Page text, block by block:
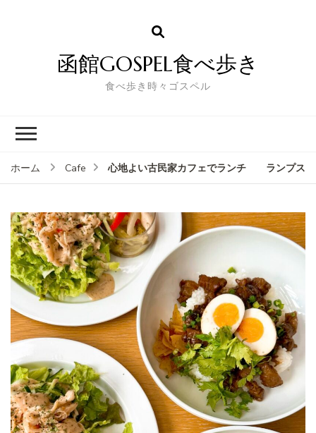
函館GOSPEL食べ歩き
食べ歩き時々ゴスペル
ホーム Cafe 心地よい古民家カフェでランチ ランプス